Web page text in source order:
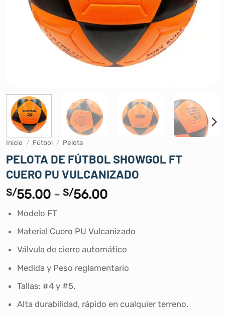
Inicio / Fútbol / Pelota
PELOTA DE FÚTBOL SHOWGOL FT
CUERO PU VULCANIZADO
S/55.00 - S/56.00Rango
desde
S/55.00
hasta
S/56.00
Modelo FT
Material Cuero PU Vulcanizado
Válvula de cierre automático
Medida y Peso reglamentario
Tallas: #4 y #5.
Alta durabilidad, rápido en cualquier terreno.